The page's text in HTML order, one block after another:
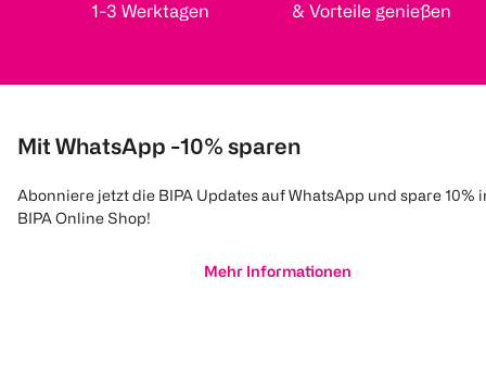
1-3 Werktagen
& Vorteile genießen
Mit WhatsApp -10% sparen
Abonniere jetzt die BIPA Updates auf WhatsApp und spare 10%
BIPA Online Shop!
Mehr Informationen